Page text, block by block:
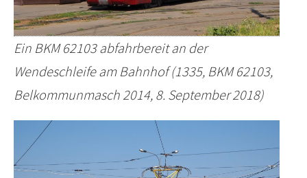
Ein BKM 62103 abfahrbereit an der
Wendeschleife am Bahnhof (1335, BKM 62103,
Belkommunmasch 2014, 8. September 2018)